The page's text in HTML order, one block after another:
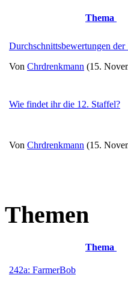
Thema
Durchschnittsbewertungen der
Von Chrdrenkmann (15.
Wie findet ihr die 12. Staffel?
Von Chrdrenkmann (15.
Themen
Thema
242a: FarmerBob